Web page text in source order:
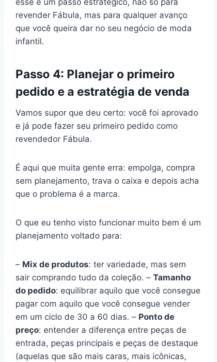
esse é um passo estratégico, não só para
revender Fábula, mas para qualquer avanço
que você queira dar no seu negócio de moda
infantil.
Passo 4: Planejar o primeiro
pedido e a estratégia de venda
Vamos supor que deu certo: você foi aprovado
e já pode fazer seu primeiro pedido como
revendedor Fábula.
É aqui que muita gente erra: empolga, compra
sem planejamento, trava o caixa e depois acha
que o problema é a marca.
O que eu tenho visto funcionar muito bem é um
planejamento voltado para:
– Mix de produtos: ter variedade, mas sem
sair comprando tudo da coleção. – Tamanho
do pedido: equilibrar aquilo que você consegue
pagar com aquilo que você consegue vender
em um ciclo de 30 a 60 dias. – Ponto de
preço: entender a diferença entre peças de
entrada, peças principais e peças de destaque
(aquelas que são mais caras, mais icônicas,